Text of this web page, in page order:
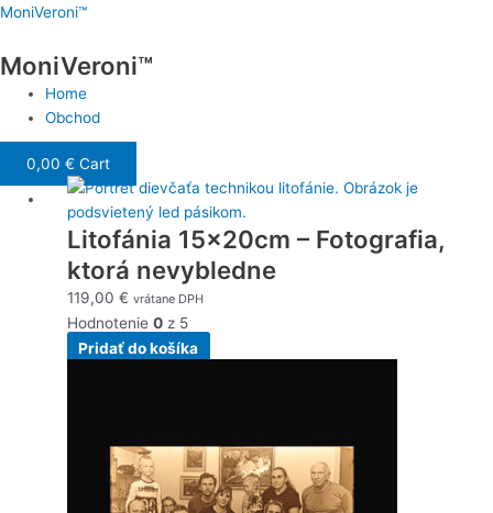
Preskočiť
obsah
MoniVeroni™
MoniVeroni™
Menu
Home
Obchod
0,00 € Cart
Litofánia 15x20cm – Fotografia,
ktorá nevybledne
119,00€ vrátane DPH
Hodnotenie0 z 5
Pridať do košíka